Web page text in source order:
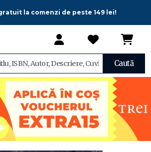
la comenzi de peste 149 lei!
Caută